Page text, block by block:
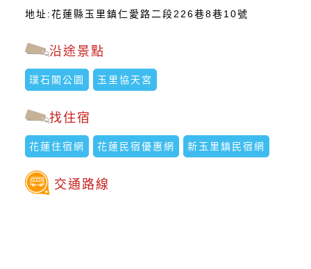
地址:花蓮縣玉里鎮仁愛路二段226巷8巷10號
沿途景點
璞石閣公園 玉里協天宮
找住宿
花蓮住宿網 花蓮民宿優惠網 新玉里鎮民宿網
交通路線